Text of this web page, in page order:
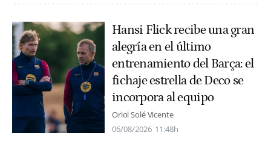
Hansi Flick recibe una gran
alegría en el último
entrenamiento del Barça: el
fichaje estrella de Deco se
incorpora al equipo
Oriol Solé Vicente
06/08/2026 11:48h